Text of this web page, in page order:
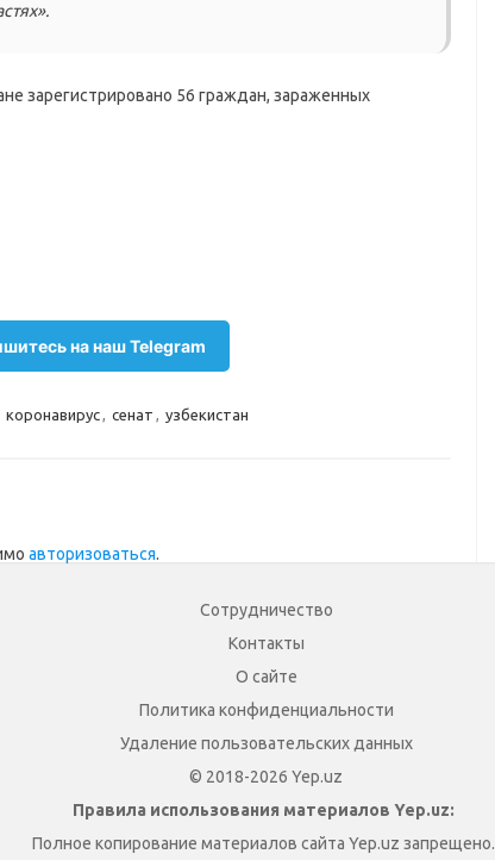
зарегистрировано 56 граждан, зараженных
на наш Telegram
коронавирус, сенат , узбекистан
авторизоваться.
Сотрудничество
Контакты
О сайте
Политика конфиденциальности
Удаление пользовательских данных
© 2018-2026 Yep.uz
Правила использования материалов Yep.uz:
Полное копирование материалов сайта Yep.uz запрещено.